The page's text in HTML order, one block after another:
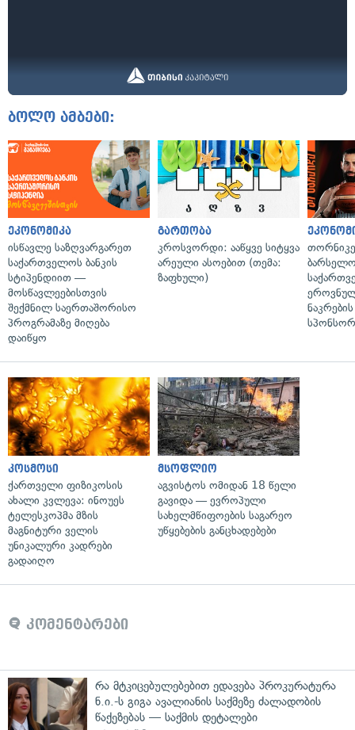
ბოლო ამბები:
ეკონომიკა
ისწავლე საზღვარგარეთ
საქართველოს ბანკის
სტიპენდიით —
მოსწავლეებისთვის
შექმნილ საერთაშორისო
პროგრამაზე მიღება
დაიწყო
გართობა
კროსვორდი: ააწყვე სიტყვა
არეული ასოებით (თემა:
ზაფხული)
კოსმოსი
ქართველი ფიზიკოსის
ახალი კვლევა: ინოუეს
ტელესკოპმა მზის
მაგნიტური ველის
უნიკალური კადრები
გადაიღო
მსოფლიო
აგვისტოს ომიდან 18 წელი
გავიდა — ევროპული
სახელმწიფოების საგარეო
უწყებების განცხადებები
კომენტარები
რა მტკიცებულებებით ედავება პროკურატურა
ნ.ი.-ს გიგა ავალიანის საქმეზე ძალადობის
წაქეზებას — საქმის დეტალები